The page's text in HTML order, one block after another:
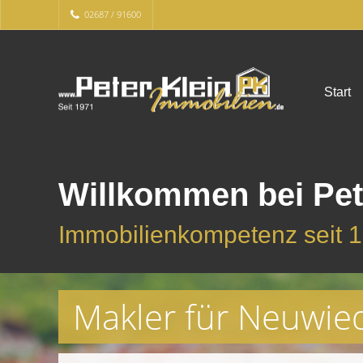
02687 / 91600
Start
Willkommen bei
Immobilienkompetenz seit
Makler für